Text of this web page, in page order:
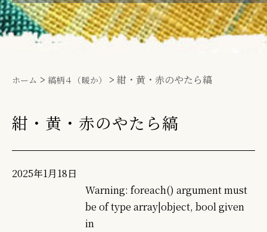
ホーム > 縞柄４（暖か） >紺・黄・赤のやたら縞
紺・黄・赤のやたら縞
2025年1月18日
Warning: foreach() argument must
be of type array|object, bool given
in